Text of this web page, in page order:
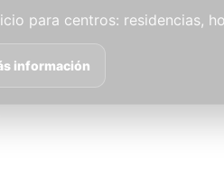
para centros: residencias,
información